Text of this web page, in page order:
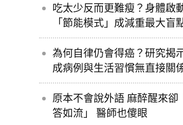
吃太少反而更難瘦？身體啟
「節能模式」成減重最大盲
為何自律仍會得癌？研究揭
成病例與生活習慣無直接關
原本不會說外語 麻醉醒來卻
答如流」 醫師也傻眼